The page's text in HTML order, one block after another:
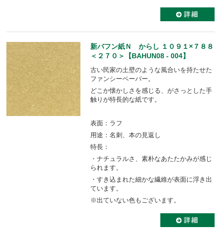
新バフン紙Ｎ からし １０９１×７８８
＜２７０＞【BAHUN08 - 004】
古い民家の土壁のような風合いを持たせた
ファンシーペーパー。
どこか懐かしさを感じる、がさっとした手
触りが特長的な紙です。
表面：ラフ
用途：名刺、本の見返し
特長：
・ナチュラルさ、素朴なあたたかみが感じ
られます。
・すき込まれた細かな繊維が表面に浮き出
ています。
※出ていない色もございます。